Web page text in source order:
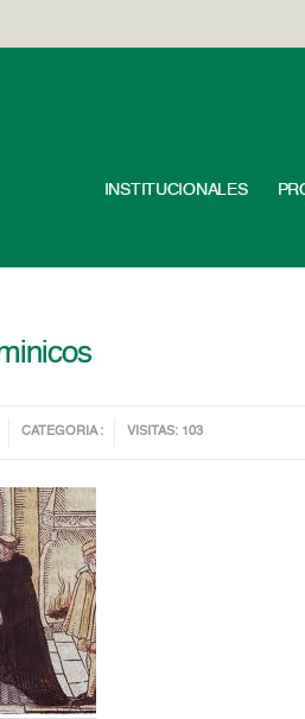
INSTITUCIONALES
CATEGORIA : VISITAS: 103